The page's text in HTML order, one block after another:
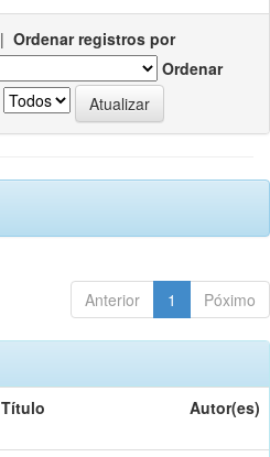
| Ordenar registros por
Ordenar
Anterior 1 Póximo
Título Autor(es)